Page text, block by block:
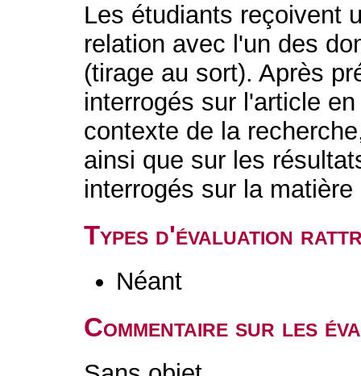
Les étudiants reçoivent
relation avec l'un des
(tirage au sort). Après
interrogés sur l'article
contexte de la
ainsi que sur les
interrogés sur la
Types d'évaluation
Néant
Commentaire sur les